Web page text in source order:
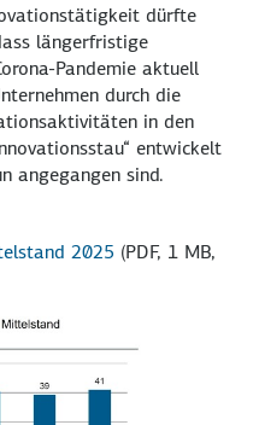
dürfte
längerfristige
Pandemie aktuell
durch die
in den
entwickelt
angegangen sind.
2025 (PDF, 1 MB,